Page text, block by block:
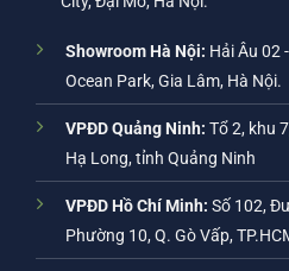
Showroom Hà Nội: Hải Âu 02
Ocean Park, Gia Lâm, Hà Nội.
VPĐD Quảng Ninh: Tổ 2, khu
Hạ Long, tỉnh Quảng Ninh
VPĐD Hồ Chí Minh: Số 102,
Phường 10, Q. Gò Vấp,